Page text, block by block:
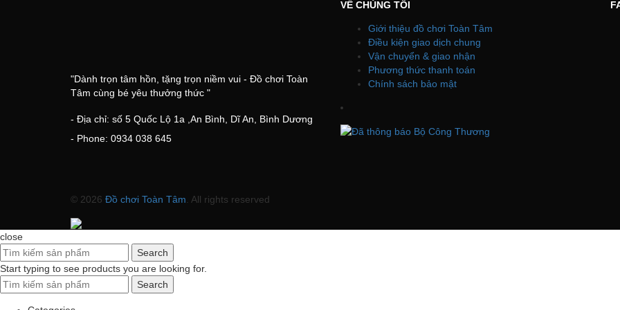
"Dành trọn tâm hồn, tặng trọn niềm vui - Đồ chơi Toàn
Tâm cùng bé yêu thưởng thức "
- Địa chỉ: số 5 Quốc Lộ 1a ,An Bình, Dĩ An, Bình Dương
- Phone: 0934 038 645
VỀ CHÚNG TÔI
Giới thiệu đồ chơi Toàn Tâm
Điều kiện giao dịch chung
Vận chuyển & giao nhận
Phương thức thanh toán
Chính sách bảo mật
© 2026 Đồ chơi Toàn Tâm . All rights reserved
close
Search
Start typing to see products you are looking for.
Search